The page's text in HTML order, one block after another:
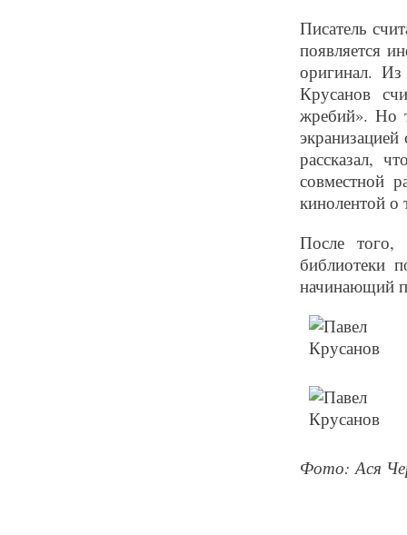
Писатель
появляется
оригинал.
Крусанов
жребий». Но
рассказал,
совместной
кинолентой о
После того,
библиотеки
начинающий
Фото: Ася